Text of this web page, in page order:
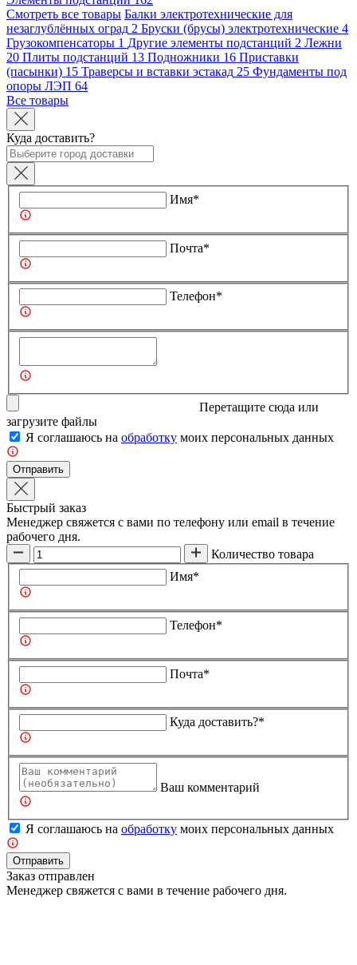
Смотреть все товары Балки электротехнические для
незаглублённых оград 2 Бруски (брусы) электротехнические 4
Грузокомпенсаторы 1 Другие элементы подстанций 2 Лежни
20 Плиты подстанций 13 Подножники 16 Приставки
(пасынки) 15 Траверсы и вставки эстакад 25 Фундаменты под
опоры ЛЭП 64
Все товары
Куда доставить?
Имя*
Почта*
Телефон*
Перетащите сюда или
загрузите файлы
Я соглашаюсь на обработку моих персональных данных
Отправить
Быстрый заказ
Менеджер свяжется с вами по телефону или email в течение
рабочего дня.
Количество товара
Имя*
Телефон*
Почта*
Куда доставить?*
Ваш комментарий
Я соглашаюсь на обработку моих персональных данных
Отправить
Заказ отправлен
Менеджер свяжется с вами в течение рабочего дня.